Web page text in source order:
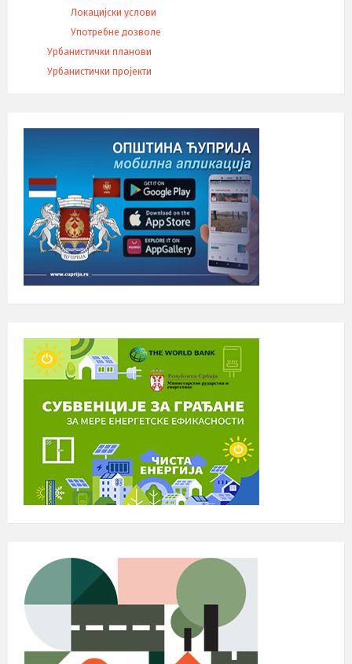
Локацијски услови
Употребне дозволе
Урбанистички планови
Урбанистички пројекти